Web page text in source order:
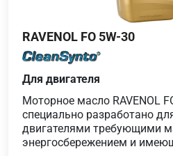
RAVENOL FO 5W-30
Для двигателя
Моторное масло RAVENOL
специально разработано
двигателями требующими
энергосбережением и